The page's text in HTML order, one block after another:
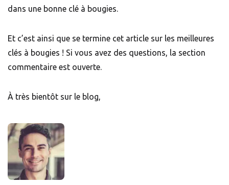
dans une bonne clé à bougies.
Et c’est ainsi que se termine cet article sur les meilleures
clés à bougies ! Si vous avez des questions, la section
commentaire est ouverte.
À très bientôt sur le blog,